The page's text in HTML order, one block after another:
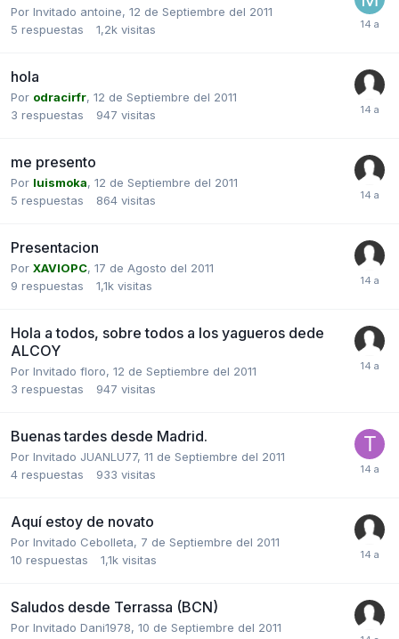
Por Invitado antoine, 12 de Septiembre del 2011
5 respuestas 1,2k visitas
hola
Por odracirfr, 12 de Septiembre del 2011
3 respuestas 947 visitas
me presento
Por luismoka, 12 de Septiembre del 2011
5 respuestas 864 visitas
Presentacion
Por XAVIOPC, 17 de Agosto del 2011
9 respuestas 1,1k visitas
Hola a todos, sobre todos a los yagueros dede
ALCOY
Por Invitado floro, 12 de Septiembre del 2011
3 respuestas 947 visitas
Buenas tardes desde Madrid.
Por Invitado JUANLU77, 11 de Septiembre del 2011
4 respuestas 933 visitas
Aquí estoy de novato
Por Invitado Cebolleta, 7 de Septiembre del 2011
10 respuestas 1,1k visitas
Saludos desde Terrassa (BCN)
Por Invitado Dani1978, 10 de Septiembre del 2011